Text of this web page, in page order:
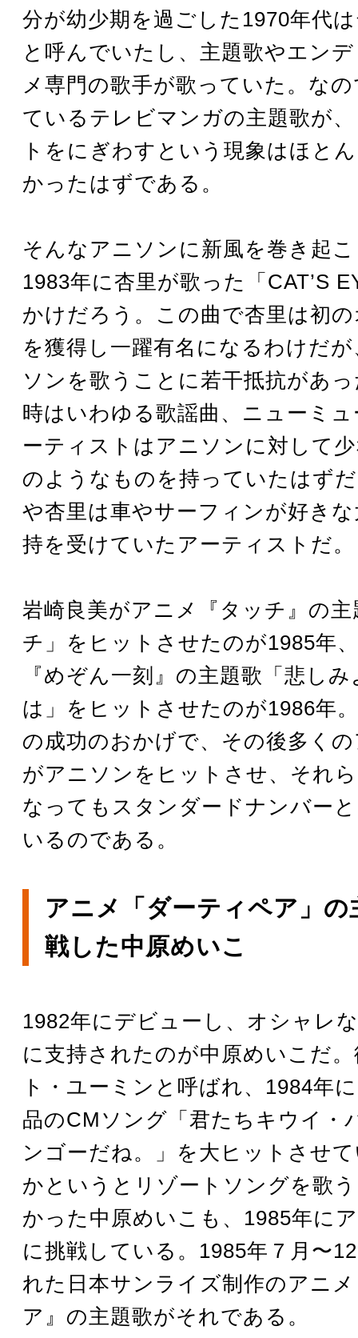
分が幼少期を過ごした1970年代
と呼んでいたし、主題歌やエン
メ専門の歌手が歌っていた。な
ているテレビマンガの主題歌が
トをにぎわすという現象はほと
かったはずである。
そんなアニソンに新風を巻き起
1983年に杏里が歌った「CAT’S
かけだろう。この曲で杏里は初
を獲得し一躍有名になるわけだ
ソンを歌うことに若干抵抗があ
時はいわゆる歌謡曲、ニューミ
ーティストはアニソンに対して
のようなものを持っていたはず
や杏里は車やサーフィンが好き
持を受けていたアーティストだ。
岩崎良美がアニメ『タッチ』の
チ」をヒットさせたのが1985年
『めぞん一刻』の主題歌「悲し
は」をヒットさせたのが1986年
の成功のおかげで、その後多く
がアニソンをヒットさせ、それ
なってもスタンダードナンバー
いるのである。
アニメ「ダーティペア」の
戦した中原めいこ
1982年にデビューし、オシャレ
に支持されたのが中原めいこだ
ト・ユーミンと呼ばれ、1984年
品のCMソング「君たちキウイ・
ンゴーだね。」を大ヒットさせ
かというとリゾートソングを歌
かった中原めいこも、1985年に
に挑戦している。1985年７月〜
れた日本サンライズ制作のアニ
ア』の主題歌がそれである。